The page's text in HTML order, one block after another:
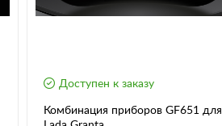
Доступен к заказу
Комбинация приборов GF651 для